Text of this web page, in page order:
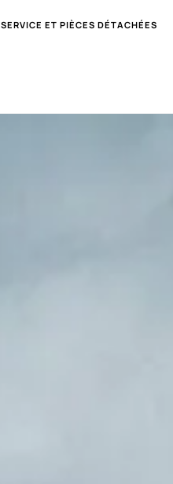
SERVICE ET PIÈCES DÉTACHÉES